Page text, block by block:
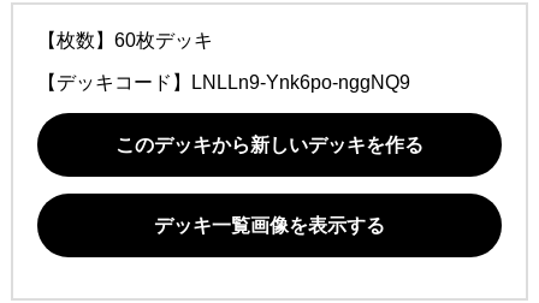
【枚数】60枚デッキ
【デッキコード】 LNLLn9-Ynk6po-nggNQ9
このデッキから新しいデッキを作る
デッキ一覧画像を表示する